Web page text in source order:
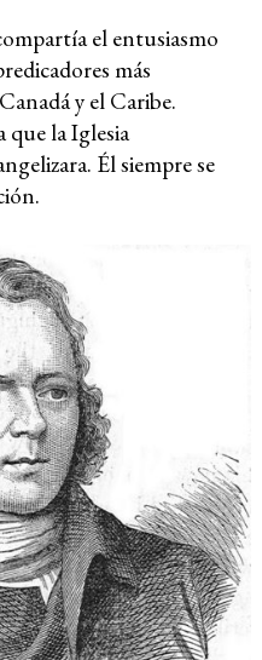
el entusiasmo
más
y el Caribe.
que la Iglesia
Él siempre se